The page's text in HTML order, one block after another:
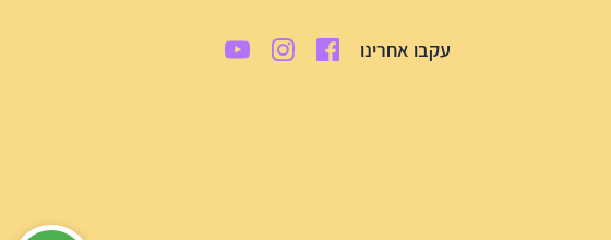
עקבו אחרינו